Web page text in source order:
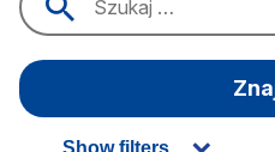
Show filters